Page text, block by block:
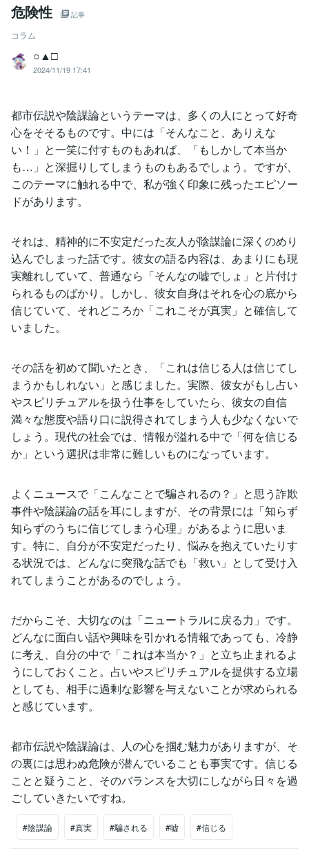
危険性
記事
コラム
○▲□
2024/11/19 17:41
都市伝説や陰謀論というテーマは、多くの人にとって好奇
心をそそるものです。中には「そんなこと、ありえな
い！」と一笑に付すものもあれば、「もしかして本当か
も…」と深掘りしてしまうものもあるでしょう。ですが、
このテーマに触れる中で、私が強く印象に残ったエピソー
ドがあります。
それは、精神的に不安定だった友人が陰謀論に深くのめり
込んでしまった話です。彼女の語る内容は、あまりにも現
実離れしていて、普通なら「そんなの嘘でしょ」と片付け
られるものばかり。しかし、彼女自身はそれを心の底から
信じていて、それどころか「これこそが真実」と確信して
いました。
その話を初めて聞いたとき、「これは信じる人は信じてし
まうかもしれない」と感じました。実際、彼女がもし占い
やスピリチュアルを扱う仕事をしていたら、彼女の自信
満々な態度や語り口に説得されてしまう人も少なくないで
しょう。現代の社会では、情報が溢れる中で「何を信じる
か」という選択は非常に難しいものになっています。
よくニュースで「こんなことで騙されるの？」と思う詐欺
事件や陰謀論の話を耳にしますが、その背景には「知らず
知らずのうちに信じてしまう心理」があるように思いま
す。特に、自分が不安定だったり、悩みを抱えていたりす
る状況では、どんなに突飛な話でも「救い」として受け入
れてしまうことがあるのでしょう。
だからこそ、大切なのは「ニュートラルに戻る力」です。
どんなに面白い話や興味を引かれる情報であっても、冷静
に考え、自分の中で「これは本当か？」と立ち止まれるよ
うにしておくこと。占いやスピリチュアルを提供する立場
としても、相手に過剰な影響を与えないことが求められる
と感じています。
都市伝説や陰謀論は、人の心を掴む魅力がありますが、そ
の裏には思わぬ危険が潜んでいることも事実です。信じる
ことと疑うこと、そのバランスを大切にしながら日々を過
ごしていきたいですね。
#陰謀論 #真実 #騙される #嘘 #信じる